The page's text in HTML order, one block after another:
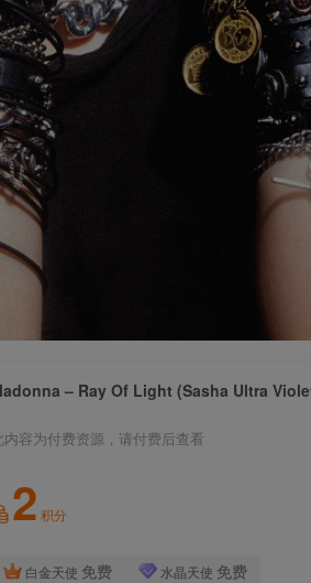
内容为付费资源，请付费后查看
2 积分
白金天使 免费 水晶天使 免费